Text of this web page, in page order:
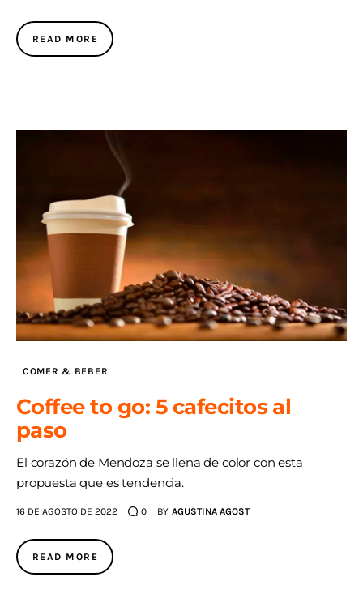
READ MORE
COMER & BEBER
Coffee to go: 5 cafecitos al
paso
El corazón de Mendoza se llena de color con esta
propuesta que es tendencia.
16 DE AGOSTO DE 2022 0 BY AGUSTINA AGOST
READ MORE